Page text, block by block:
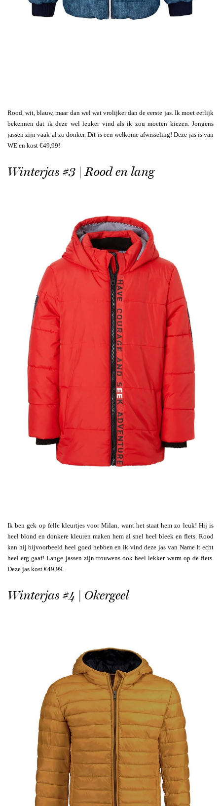
Rood, wit, blauw, maar dan wel wat vrolijker dan de eerste jas. Ik moet eerlijk
bekennen dat ik deze wel leuker vind als ik zou moeten kiezen. Jongens
jassen zijn vaak al zo donker. Dit is een welkome afwisseling! Deze jas is van
WE en kost €49,99!
Winterjas #3 | Rood en lang
Ik ben gek op felle kleurtjes voor Milan, want het staat hem zo leuk! Hij is
heel blond en donkere kleuren maken hem al snel heel bleek en flets. Rood
kan hij bijvoorbeeld heel goed hebben en ik vind deze jas van Name It echt
heel erg gaaf! Lange jassen zijn trouwens ook heel lekker warm op de fiets.
Deze jas kost €49,99.
Winterjas #4 | Okergeel